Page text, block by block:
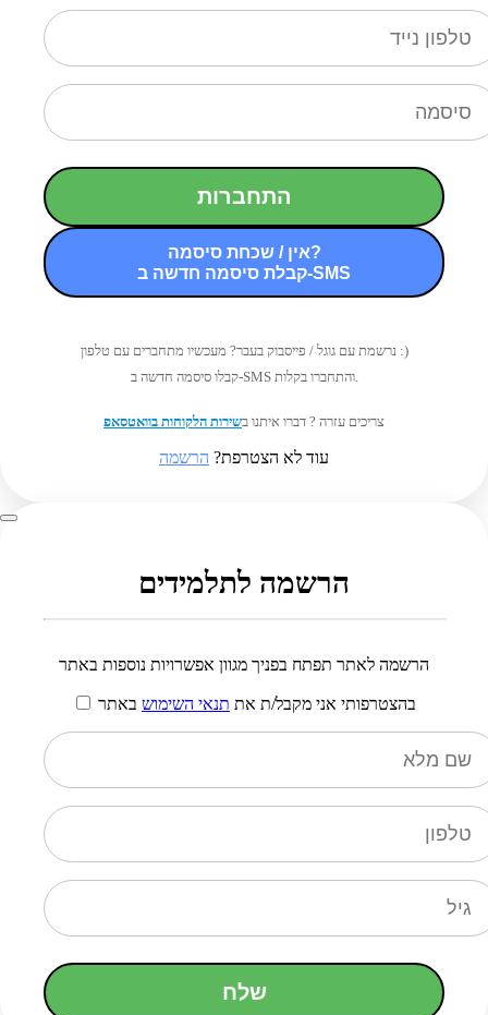
התחברות
אין / שכחת סיסמה?
קבלת סיסמה חדשה ב-SMS
נרשמת עם גוגל / פייסבוק בעבר? מעכשיו מתחברים עם טלפון :)
קבלו סיסמה חדשה ב-SMS והתחברו בקלות.
צריכים עזרה ? דברו איתנו בשירות הלקוחות בוואטסאפ
עוד לא הצטרפת? הרשמה
הרשמה לתלמידים
הרשמה לאתר תפתח בפניך מגוון אפשרויות נוספות באתר
בהצטרפותי אני מקבל/ת את תנאי השימוש באתר
שלח